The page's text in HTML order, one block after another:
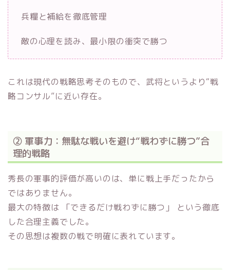
兵糧と補給を徹底管理
敵の心理を読み、最小限の衝突で勝つ
これは現代の戦略思考そのもので、武将というより“戦
略コンサル”に近い存在。
② 軍事力：無駄な戦いを避け“戦わずに勝つ”合
理的戦略
秀長の軍事的評価が高いのは、単に戦上手だったから
ではありません。
最大の特徴は 「できるだけ戦わずに勝つ」 という徹底
した合理主義でした。
その思想は複数の戦で明確に表れています。